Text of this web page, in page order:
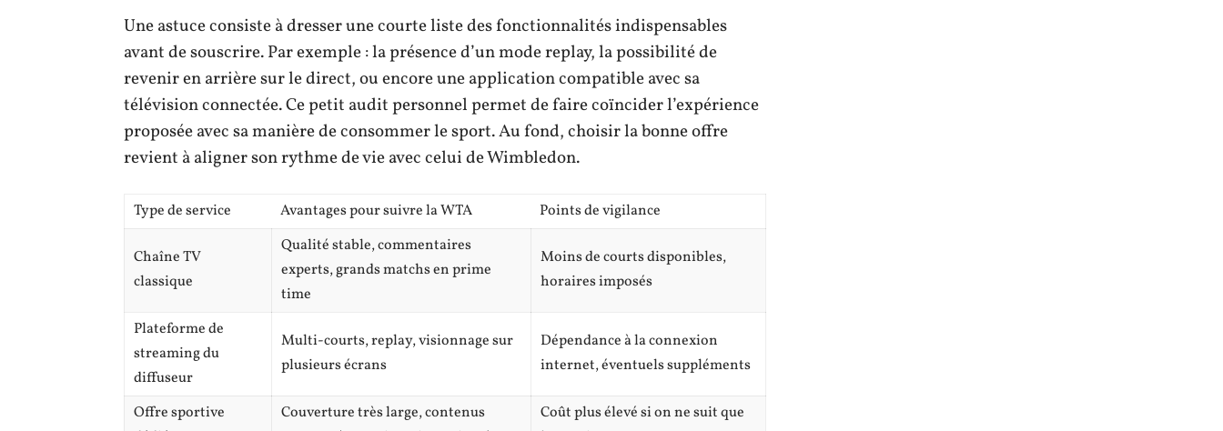
Une astuce consiste à dresser une courte liste des fonctionnalités indispensables
avant de souscrire. Par exemple : la présence d’un mode replay, la possibilité de
revenir en arrière sur le direct, ou encore une application compatible avec sa
télévision connectée. Ce petit audit personnel permet de faire coïncider l’expérience
proposée avec sa manière de consommer le sport. Au fond, choisir la bonne offre
revient à aligner son rythme de vie avec celui de Wimbledon.
Type de service Avantages pour suivre la WTA Points de vigilance
Chaîne TV
classique
Qualité stable, commentaires
experts, grands matchs en prime
time
Moins de courts disponibles,
horaires imposés
Plateforme de
streaming du
diffuseur
Multi-courts, replay, visionnage sur
plusieurs écrans
Dépendance à la connexion
internet, éventuels suppléments
Offre sportive
Couverture très large, contenus
Coût plus élevé si on ne suit que